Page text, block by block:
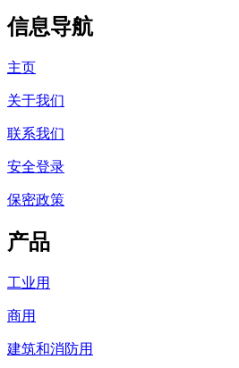
信息导航
主页
关于我们
联系我们
安全登录
保密政策
产品
工业用
商用
建筑和消防用